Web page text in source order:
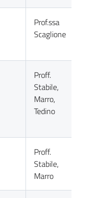
Prof.ssa
Scaglione
Proff.
Stabile,
Marro,
Tedino
Proff.
Stabile,
Marro